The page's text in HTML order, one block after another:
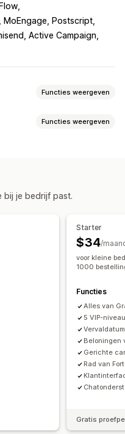
MoEngage, Postscript
Active Campaign
Functies weergeven
Gratis producten
Beloningen op maat
Functies weergeven
bij je bedrijf past.
Starter
$34/
voor kleine
1000
Functies
Alles van
5 VIP-
Beloningen
Gerichte
Rad van
Gratis